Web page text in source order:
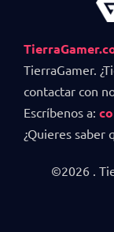
TierraGamer.
contactar con
Escríbenos a:
¿Quieres saber
©2026 .